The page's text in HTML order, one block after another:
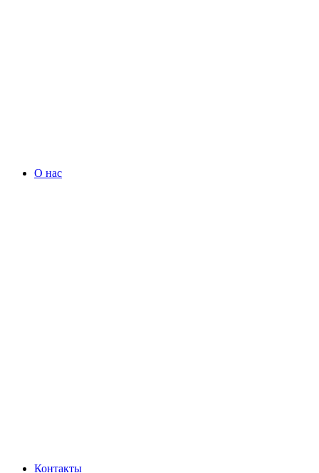
О нас
Контакты